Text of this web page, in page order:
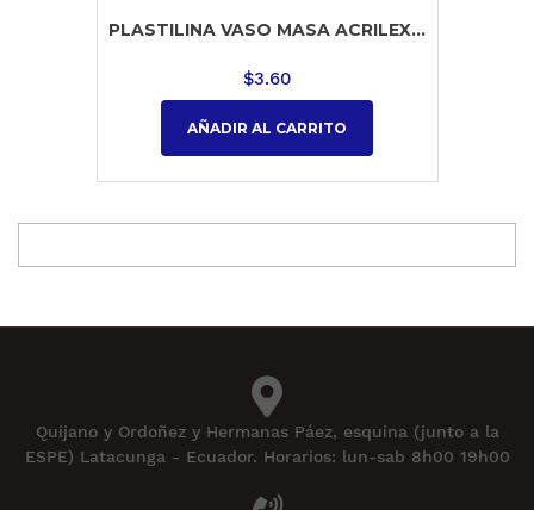
PLASTILINA VASO MASA ACRILEX...
$3.60
AÑADIR AL CARRITO
Quijano y Ordoñez y Hermanas Páez, esquina (junto a la
ESPE) Latacunga - Ecuador. Horarios: lun-sab 8h00 19h00